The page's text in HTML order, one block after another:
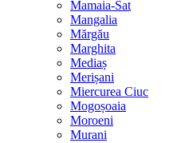
Mamaia-Sat
Mangalia
Mărgău
Marghita
Mediaș
Merișani
Miercurea Ciuc
Mogoșoaia
Moroeni
Murani